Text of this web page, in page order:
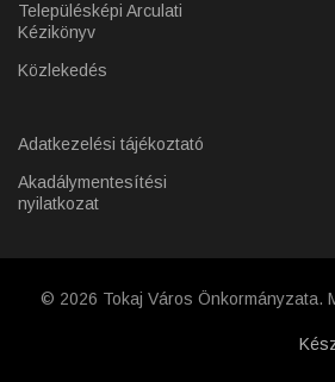
Településképi Arculati
Kézikönyv
Közlekedés
Adatkezelési tájékoztató
Akadálymentesítési
nyilatkozat
© 2026 Tokaj Város Önkormányzata.